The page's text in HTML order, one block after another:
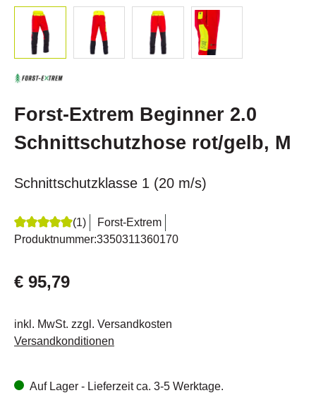
Forst-Extrem Beginner 2.0
Schnittschutzhose rot/gelb, M
Schnittschutzklasse 1 (20 m/s)
Durchschnittliche Bewertung von 5 von 5 Sternen
(1)
Forst-Extrem
Produktnummer:3350311360170
€ 95,79
inkl. MwSt. zzgl. Versandkosten
Versandkonditionen
Auf Lager - Lieferzeit ca. 3-5 Werktage.